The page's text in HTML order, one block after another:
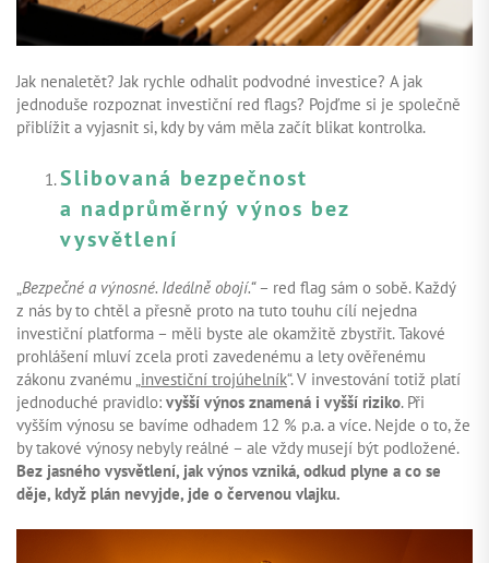
Jak nenaletět? Jak rychle odhalit podvodné investice? A jak
jednoduše rozpoznat investiční red flags? Pojďme si je společně
přiblížit a vyjasnit si, kdy by vám měla začít blikat kontrolka.
Slibovaná bezpečnost
a nadprůměrný výnos bez
vysvětlení
„Bezpečné a výnosné. Ideálně obojí.“– red flag sám o sobě. Každý
z nás by to chtěl a přesně proto na tuto touhu cílí nejedna
investiční platforma – měli byste ale okamžitě zbystřit. Takové
prohlášení mluví zcela proti zavedenému a lety ověřenému
zákonu zvanému „investiční trojúhelník“. V investování totiž platí
jednoduché pravidlo: vyšší výnos znamená i vyšší riziko. Při
vyšším výnosu se bavíme odhadem 12 % p.a. a více. Nejde o to, že
by takové výnosy nebyly reálné – ale vždy musejí být podložené.
Bez jasného vysvětlení, jak výnos vzniká, odkud plyne a co se
děje, když plán nevyjde, jde o červenou vlajku.